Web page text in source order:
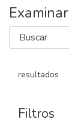
Examinar
resultados
Filtros